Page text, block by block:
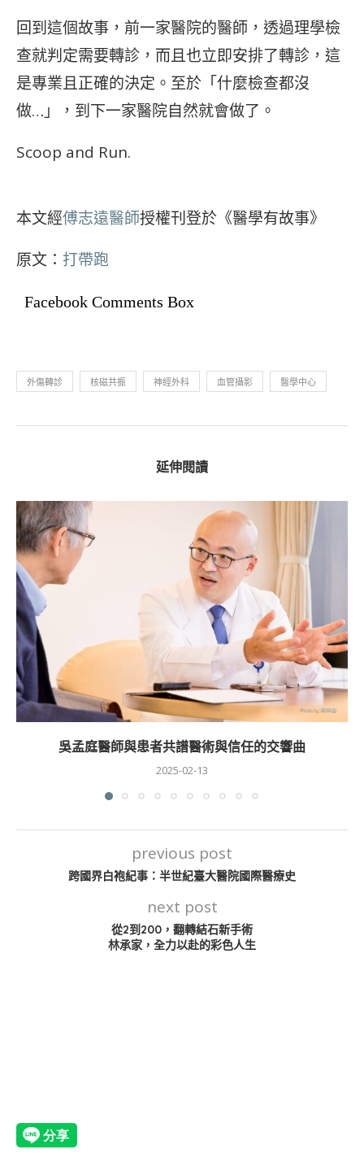
回到這個故事，前一家醫院的醫師，透過理學檢
查就判定需要轉診，而且也立即安排了轉診，這
是專業且正確的決定。至於「什麼檢查都沒
做…」，到下一家醫院自然就會做了。
Scoop and Run.
本文經傅志遠醫師授權刊登於《醫學有故事》
原文： 打帶跑
Facebook Comments Box
外傷轉診 核磁共振 神經外科 血管攝影 醫學中心
延伸閱讀
吳孟庭醫師與患者共譜醫術與信任的交響曲
2025-02-13
previous post
跨國界白袍紀事：半世紀臺大醫院國際醫療史
next post
從2到200，翻轉結石新手術
林承家，全力以赴的彩色人生